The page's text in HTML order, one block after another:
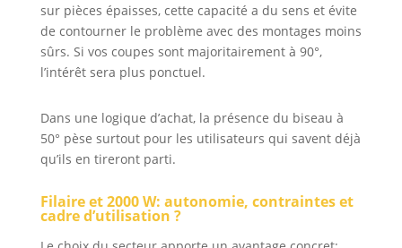
sur pièces épaisses, cette capacité a du sens et évite
de contourner le problème avec des montages moins
sûrs. Si vos coupes sont majoritairement à 90°,
l’intérêt sera plus ponctuel.
Dans une logique d’achat, la présence du biseau à
50° pèse surtout pour les utilisateurs qui savent déjà
qu’ils en tireront parti.
Filaire et 2000 W: autonomie, contraintes et
cadre d’utilisation ?